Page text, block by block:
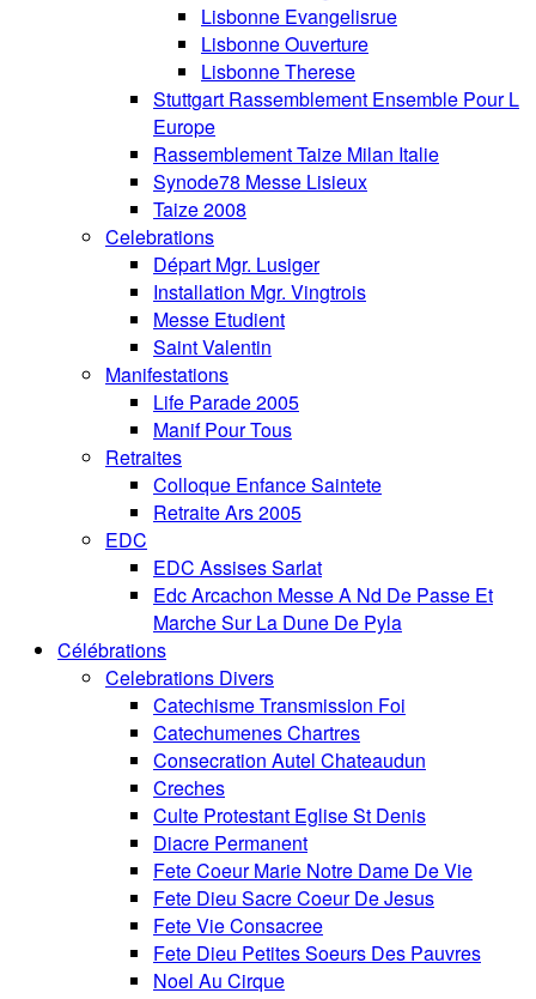
Lisbonne Evangelisrue
Lisbonne Ouverture
Lisbonne Therese
Stuttgart Rassemblement Ensemble Pour L
Europe
Rassemblement Taize Milan Italie
Synode78 Messe Lisieux
Taize 2008
Celebrations
Départ Mgr. Lusiger
Installation Mgr. Vingtrois
Messe Etudient
Saint Valentin
Manifestations
Life Parade 2005
Manif Pour Tous
Retraites
Colloque Enfance Saintete
Retraite Ars 2005
EDC
EDC Assises Sarlat
Edc Arcachon Messe A Nd De Passe Et
Marche Sur La Dune De Pyla
Célébrations
Celebrations Divers
Catechisme Transmission Foi
Catechumenes Chartres
Consecration Autel Chateaudun
Creches
Culte Protestant Eglise St Denis
Diacre Permanent
Fete Coeur Marie Notre Dame De Vie
Fete Dieu Sacre Coeur De Jesus
Fete Vie Consacree
Fete Dieu Petites Soeurs Des Pauvres
Noel Au Cirque